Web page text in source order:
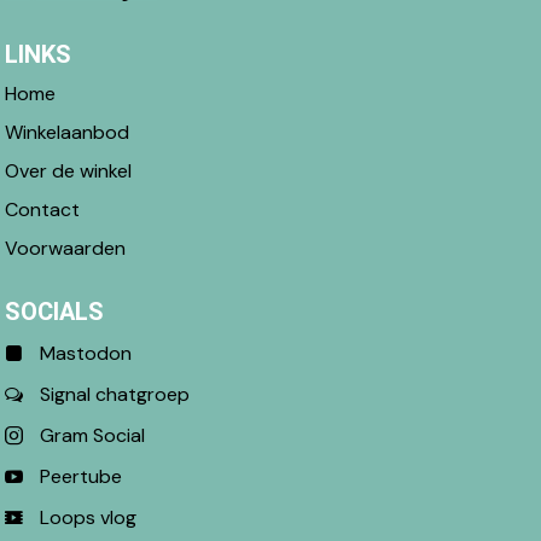
LINKS
Home
Winkelaanbod
Over de winkel
Contact
Voorwaarden
SOCIALS
Mastodon
Signal chatgroep
Gram Social
Peertube
Loops vlog